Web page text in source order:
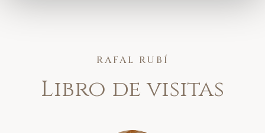
RAFAL RUBÍ
Libro de visitas